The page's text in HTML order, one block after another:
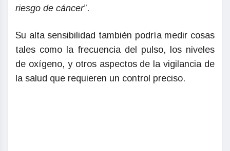
riesgo de cáncer”.
Su alta sensibilidad también podría medir cosas
tales como la frecuencia del pulso, los niveles
de oxígeno, y otros aspectos de la vigilancia de
la salud que requieren un control preciso.